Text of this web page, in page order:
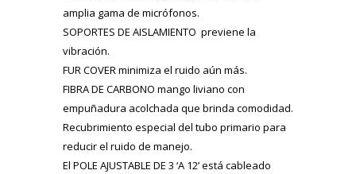
amplia gama de micrófonos.
SOPORTES DE AISLAMIENTO previene la
vibración.
FUR COVER minimiza el ruido aún más.
FIBRA DE CARBONO mango liviano con
empuñadura acolchada que brinda comodidad.
Recubrimiento especial del tubo primario para
reducir el ruido de manejo.
El POLE AJUSTABLE DE 3 ‘A 12’ está cableado